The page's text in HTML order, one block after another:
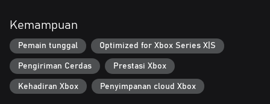
Kemampuan
Pemain tunggal Optimized for Xbox Series X|S
Pengiriman Cerdas Prestasi Xbox
Kehadiran Xbox Penyimpanan cloud Xbox